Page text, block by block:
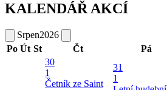
KALENDÁŘ AKCÍ
Srpen2026
Po Út St Čt Pá
30
1
Četník ze Saint
31
1